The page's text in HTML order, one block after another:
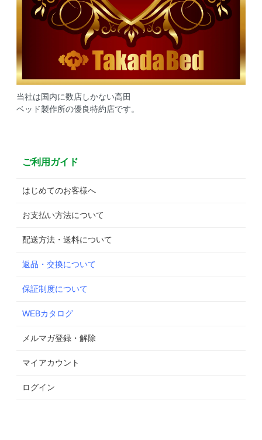
当社は国内に数店しかない高田
ベッド製作所の優良特約店です。
ご利用ガイド
はじめてのお客様へ
お支払い方法について
配送方法・送料について
返品・交換について
保証制度について
WEBカタログ
メルマガ登録・解除
マイアカウント
ログイン